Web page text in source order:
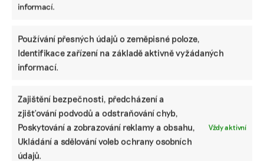
informací.
Používání přesných údajů o zeměpisné poloze,
Identifikace zařízení na základě aktivně vyžádaných
informací.
Zajištění bezpečnosti, předcházení a
zjišťování podvodů a odstraňování chyb,
Poskytování a zobrazování reklamy a obsahu,
Ukládání a sdělování voleb ochrany osobních
údajů.
Vždy aktivní
jako houby. Nejvíce jich mají dravci,
nejméně kapři
Všudypřítomným, nerozložitelným chemikáliím
charakterizovaným silnou vazbou uhlíku a fluoru jsme
vystaveni dennodenně. Jedním z hlavních zdrojů jsou